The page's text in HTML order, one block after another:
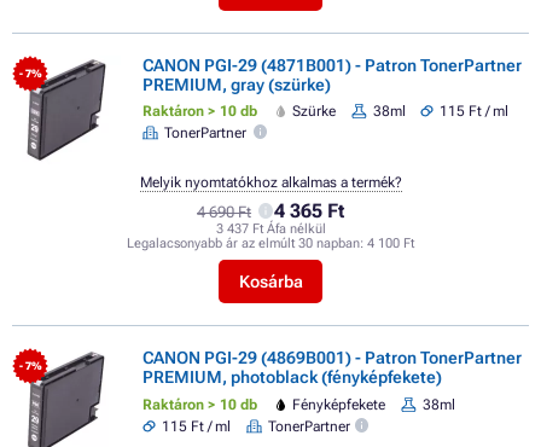
- 7%
CANON PGI-29 (4871B001) - Patron TonerPartner
PREMIUM, gray (szürke)
Raktáron > 10 db Szürke 38ml
115 Ft / ml
TonerPartner
4 690 Ft 4 365 Ft
3 437 Ft Áfa nélkül
Legalacsonyabb ár az elmúlt 30 napban: 4 100 Ft
Kosárba
Melyik nyomtatókhoz alkalmas a termék?
- 7%
CANON PGI-29 (4869B001) - Patron TonerPartner
PREMIUM, photoblack (fényképfekete)
Raktáron > 10 db Fényképfekete
38ml
115 Ft / ml
TonerPartner